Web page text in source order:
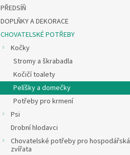
PŘEDSÍŇ
DOPLŇKY A DEKORACE
CHOVATELSKÉ POTŘEBY
Kočky
Stromy a škrabadla
Kočičí toalety
Pelíšky a domečky
Potřeby pro krmení
Psi
Drobní hlodavci
Chovatelské potřeby pro hospodářská
zvířata